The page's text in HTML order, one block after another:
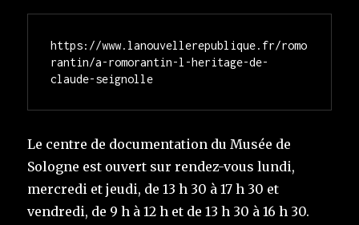
https://www.lanouvellerepublique.fr/romo
rantin/a-romorantin-l-heritage-de-
claude-seignolle
Le centre de documentation du Musée de
Sologne est ouvert sur rendez-vous lundi,
mercredi et jeudi, de 13 h 30 à 17 h 30 et
vendredi, de 9 h à 12 h et de 13 h 30 à 16 h 30.